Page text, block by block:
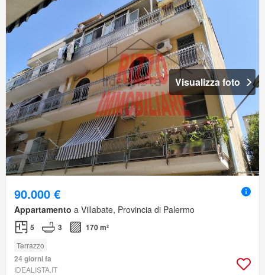
Visualizza foto
90.000 €
Appartamento a Villabate, Provincia di Palermo
5 3 170 m²
Terrazzo
24 giorni fa
IDEALISTA.IT